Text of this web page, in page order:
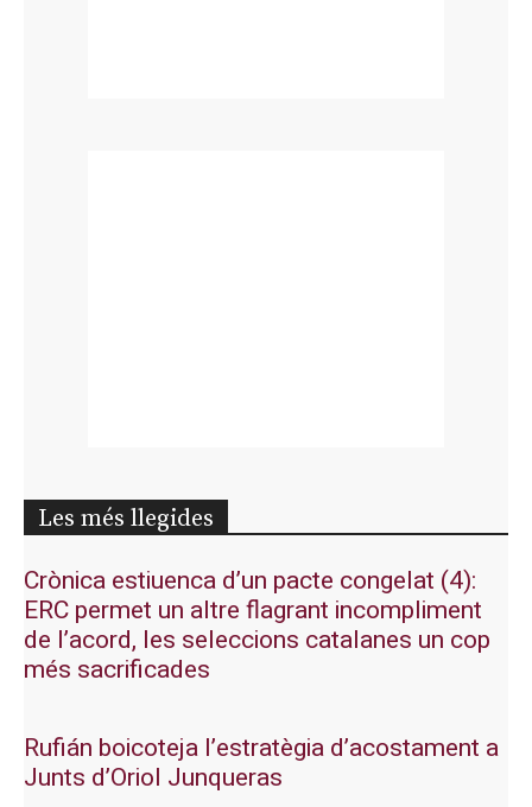
Les més llegides
Crònica estiuenca d’un pacte congelat (4):
ERC permet un altre flagrant incompliment
de l’acord, les seleccions catalanes un cop
més sacrificades
Rufián boicoteja l’estratègia d’acostament a
Junts d’Oriol Junqueras